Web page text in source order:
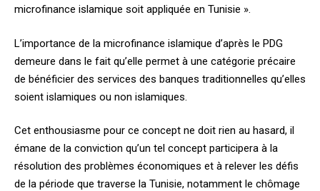
microfinance islamique soit appliquée en Tunisie ».
L’importance de la microfinance islamique d’après le PDG
demeure dans le fait qu’elle permet à une catégorie précaire
de bénéficier des services des banques traditionnelles qu’elles
soient islamiques ou non islamiques.
Cet enthousiasme pour ce concept ne doit rien au hasard, il
émane de la conviction qu’un tel concept participera à la
résolution des problèmes économiques et à relever les défis
de la période que traverse la Tunisie, notamment le chômage